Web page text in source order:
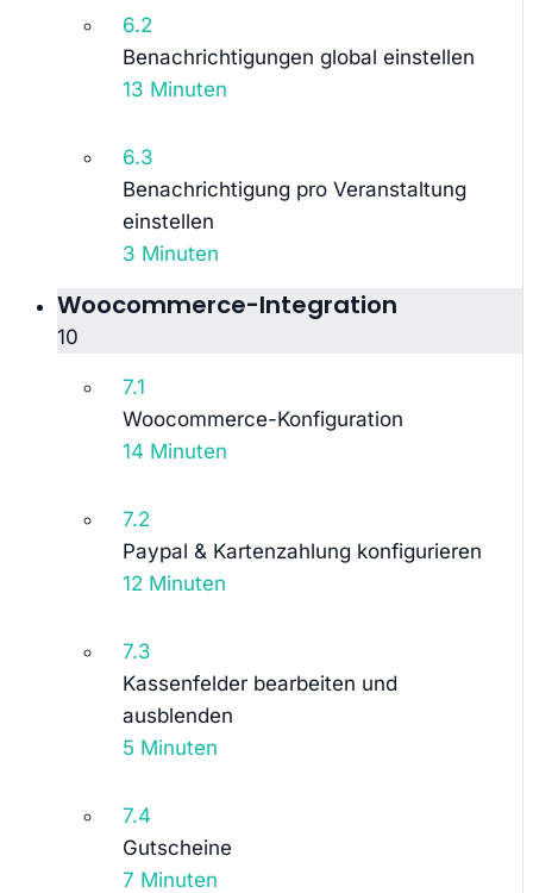
6.2
Benachrichtigungen global einstellen
13 Minuten
6.3
Benachrichtigung pro Veranstaltung
einstellen
3 Minuten
Woocommerce-Integration
10
7.1
Woocommerce-Konfiguration
14 Minuten
7.2
Paypal & Kartenzahlung konfigurieren
12 Minuten
7.3
Kassenfelder bearbeiten und
ausblenden
5 Minuten
7.4
Gutscheine
7 Minuten